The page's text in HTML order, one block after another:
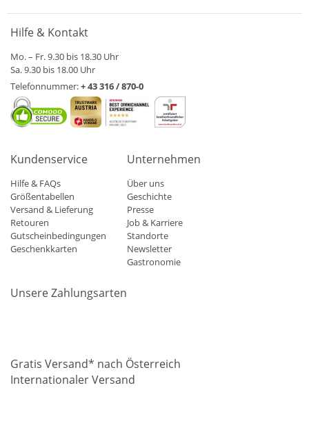
Hilfe & Kontakt
Mo. – Fr. 9.30 bis 18.30 Uhr
Sa. 9.30 bis 18.00 Uhr
Telefonnummer:+ 43 316 / 870-0
Kundenservice
Hilfe & FAQs
Größentabellen
Versand & Lieferung
Retouren
Gutscheinbedingungen
Geschenkkarten
Unternehmen
Über uns
Geschichte
Presse
Job & Karriere
Standorte
Newsletter
Gastronomie
Unsere Zahlungsarten
Gratis Versand* nach Österreich
Internationaler Versand